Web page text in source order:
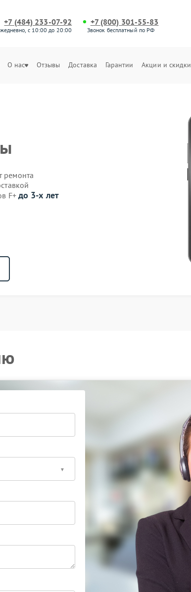
+7 (484) 233-07-92
с 10:00 до 20:00
+7 (800) 301-55-83
Звонок бесплатный по РФ
О нас Отзывы Доставка Гарантии Акции и скидки
ремонта
F+ до 3-х лет